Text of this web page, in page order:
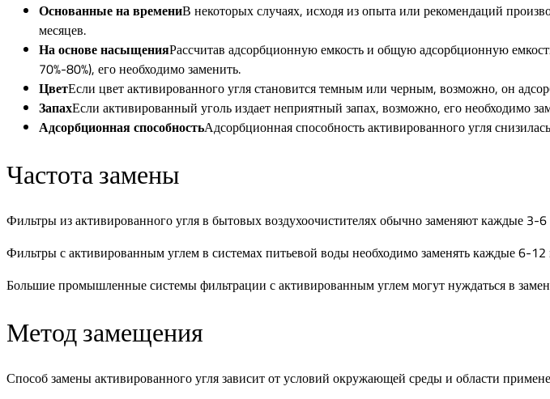
Основанные на времениВ некоторых случаях, исходя из опыта или рекомендаций
месяцев.
На основе насыщенияРассчитав адсорбционную емкость и общую адсорбционную
70%-80%), его необходимо заменить.
ЦветЕсли цвет активированного угля становится темным или черным, возможно, он
ЗапахЕсли активированный уголь издает неприятный запах, возможно, его необходимо
Адсорбционная способностьАдсорбционная способность активированного угля
Частота замены
Фильтры из активированного угля в бытовых воздухоочистителях обычно заменяют каждые 3-6
Фильтры с активированным углем в системах питьевой воды необходимо заменять каждые 6-12
Большие промышленные системы фильтрации с активированным углем могут нуждаться в
Метод замещения
Способ замены активированного угля зависит от условий окружающей среды и области